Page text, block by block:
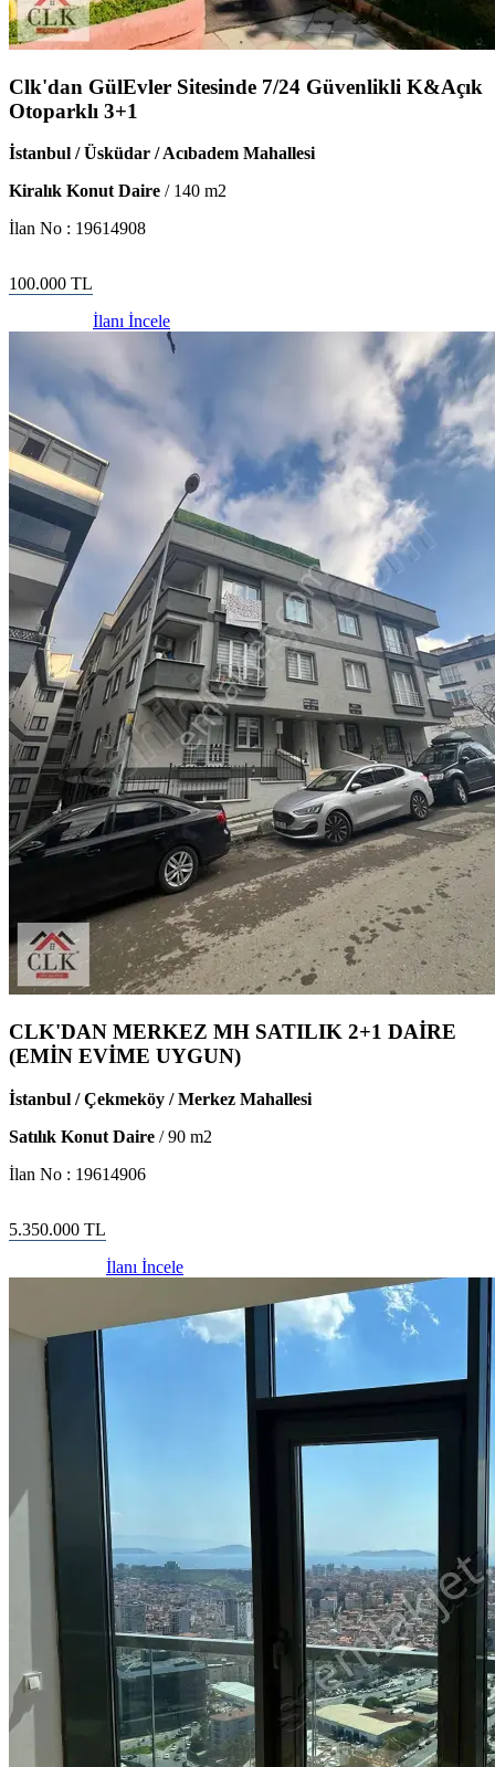
Clk'dan GülEvler Sitesinde 7/24 Güvenlikli K&Açık
Otoparklı 3+1
İstanbul / Üsküdar / Acıbadem Mahallesi
Kiralık Konut Daire / 140 m2
İlan No : 19614908
100.000 TL
İlanı İncele
CLK'DAN MERKEZ MH SATILIK 2+1 DAİRE
(EMİN EVİME UYGUN)
İstanbul / Çekmeköy / Merkez Mahallesi
Satılık Konut Daire /90 m2
İlan No : 19614906
5.350.000 TL
İlanı İncele